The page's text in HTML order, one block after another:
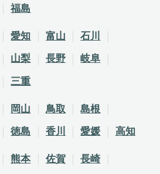
福島
愛知 富山
石川
山梨 長野
岐阜
三重
岡山 鳥取
島根
徳島 香川 愛媛 高知
熊本 佐賀
長崎